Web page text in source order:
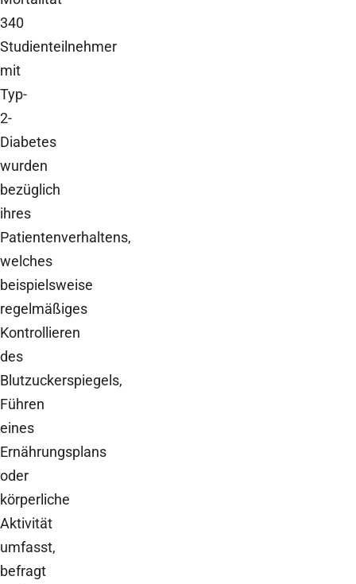
340
Studienteilnehmer
mit
Typ-
2-
Diabetes
wurden
bezüglich
ihres
Patientenverhaltens,
welches
beispielsweise
regelmäßiges
Kontrollieren
des
Blutzuckerspiegels,
Führen
eines
Ernährungsplans
oder
körperliche
Aktivität
umfasst,
befragt